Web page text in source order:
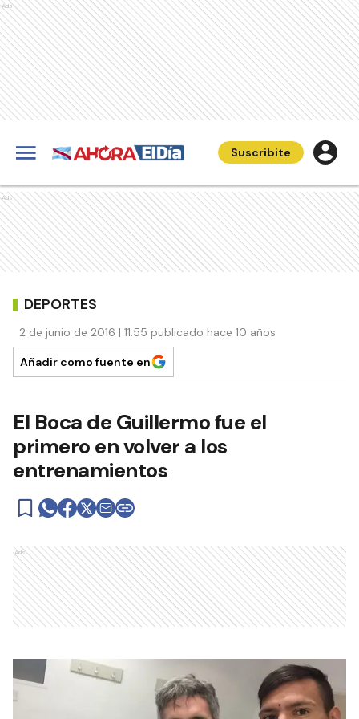
Ads
Suscribite
Ads
DEPORTES
2 de junio de 2016 | 11:55 publicado hace 10 años
Añadir como fuente en
El Boca de Guillermo fue el
primero en volver a los
entrenamientos
Ads